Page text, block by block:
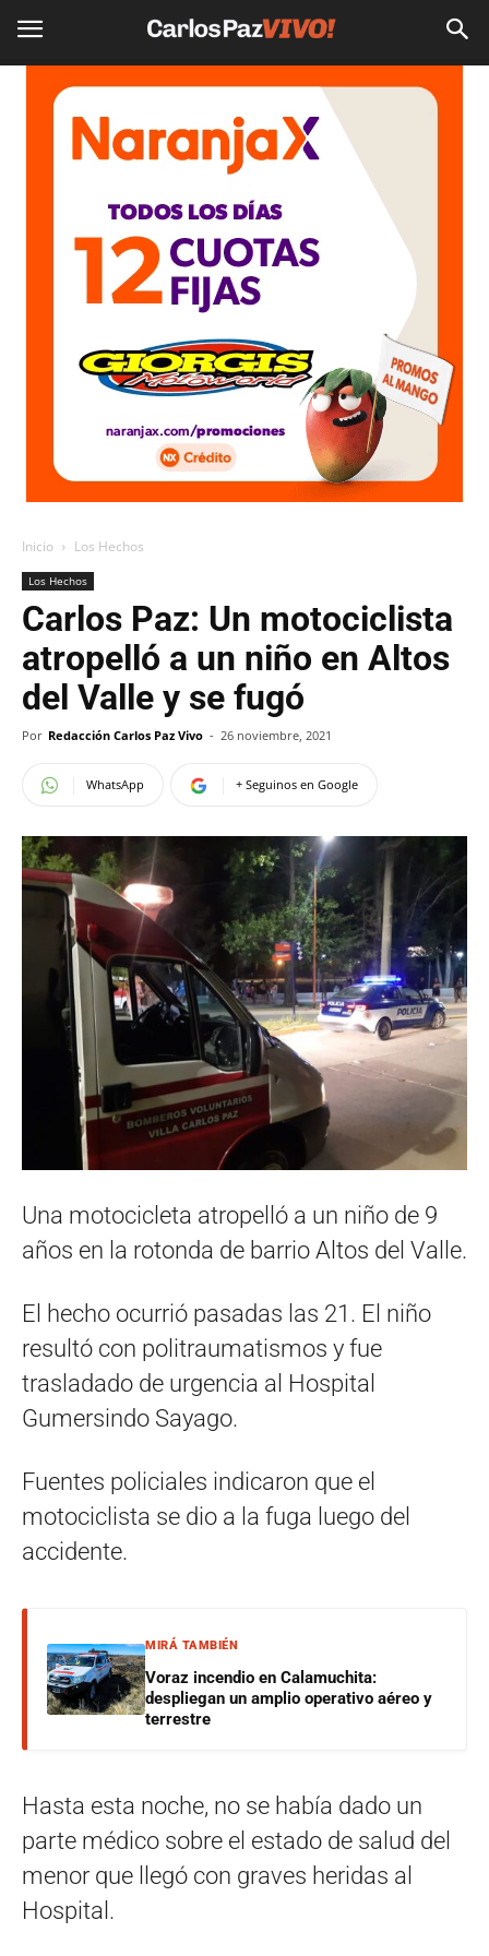
Inicio Los Hechos
Los Hechos
Carlos Paz: Un motociclista
atropelló a un niño en Altos
del Valle y se fugó
Por Redacción Carlos Paz Vivo - 26 noviembre, 2021
WhatsApp + Seguinos en Google
Una motocicleta atropelló a un niño de 9
años en la rotonda de barrio Altos del Valle.
El hecho ocurrió pasadas las 21. El niño
resultó con politraumatismos y fue
trasladado de urgencia al Hospital
Gumersindo Sayago.
Fuentes policiales indicaron que el
motociclista se dio a la fuga luego del
accidente.
MIRÁ TAMBIÉN
Voraz incendio en Calamuchita:
despliegan un amplio operativo aéreo y
terrestre
Hasta esta noche, no se había dado un
parte médico sobre el estado de salud del
menor que llegó con graves heridas al
Hospital.